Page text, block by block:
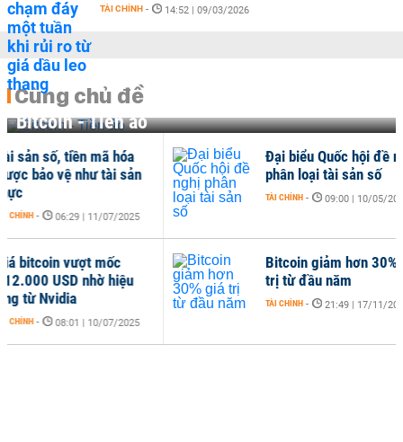
TÀI CHÍNH - 14:52 | 09/03/2026
Cùng chủ đề
Bitcoin - Tiền ảo
Bitcoin giảm hơn 30% giá
trị từ đầu năm
TÀI CHÍNH - 21:49 | 17/11/2025
số, tiền mã hóa
vệ như tài sản
06:29 | 11/07/2025
vượt mốc
USD nhờ hiệu
08:01 | 10/07/2025
Đại biểu Quốc hội đề nghị
phân loại tài sản số
TÀI CHÍNH - 09:00 | 10/05/2025